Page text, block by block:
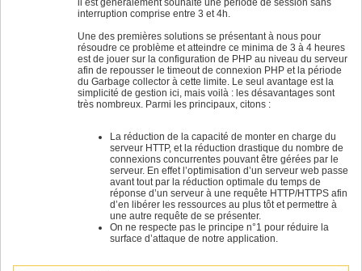
il est généralement souhaité une période de session sans
interruption comprise entre 3 et 4h.
Une des premières solutions se présentant à nous pour
résoudre ce problème et atteindre ce minima de 3 à 4 heures
est de jouer sur la configuration de PHP au niveau du serveur
afin de repousser le timeout de connexion PHP et la période
du Garbage collector à cette limite. Le seul avantage est la
simplicité de gestion ici, mais voilà : les désavantages sont
très nombreux. Parmi les principaux, citons :
La réduction de la capacité de monter en charge du
serveur HTTP, et la réduction drastique du nombre de
connexions concurrentes pouvant être gérées par le
serveur. En effet l’optimisation d’un serveur web passe
avant tout par la réduction optimale du temps de
réponse d’un serveur à une requête HTTP/HTTPS afin
d’en libérer les ressources au plus tôt et permettre à
une autre requête de se présenter.
On ne respecte pas le principe n°1 pour réduire la
surface d’attaque de notre application.